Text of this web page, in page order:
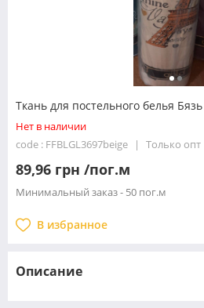
Ткань для постельного белья
Нет в наличии
code : FFBLGL3697beige
Только опт
89,96 грн /пог.м
Минимальный заказ - 50 пог.м
В избранное
Описание